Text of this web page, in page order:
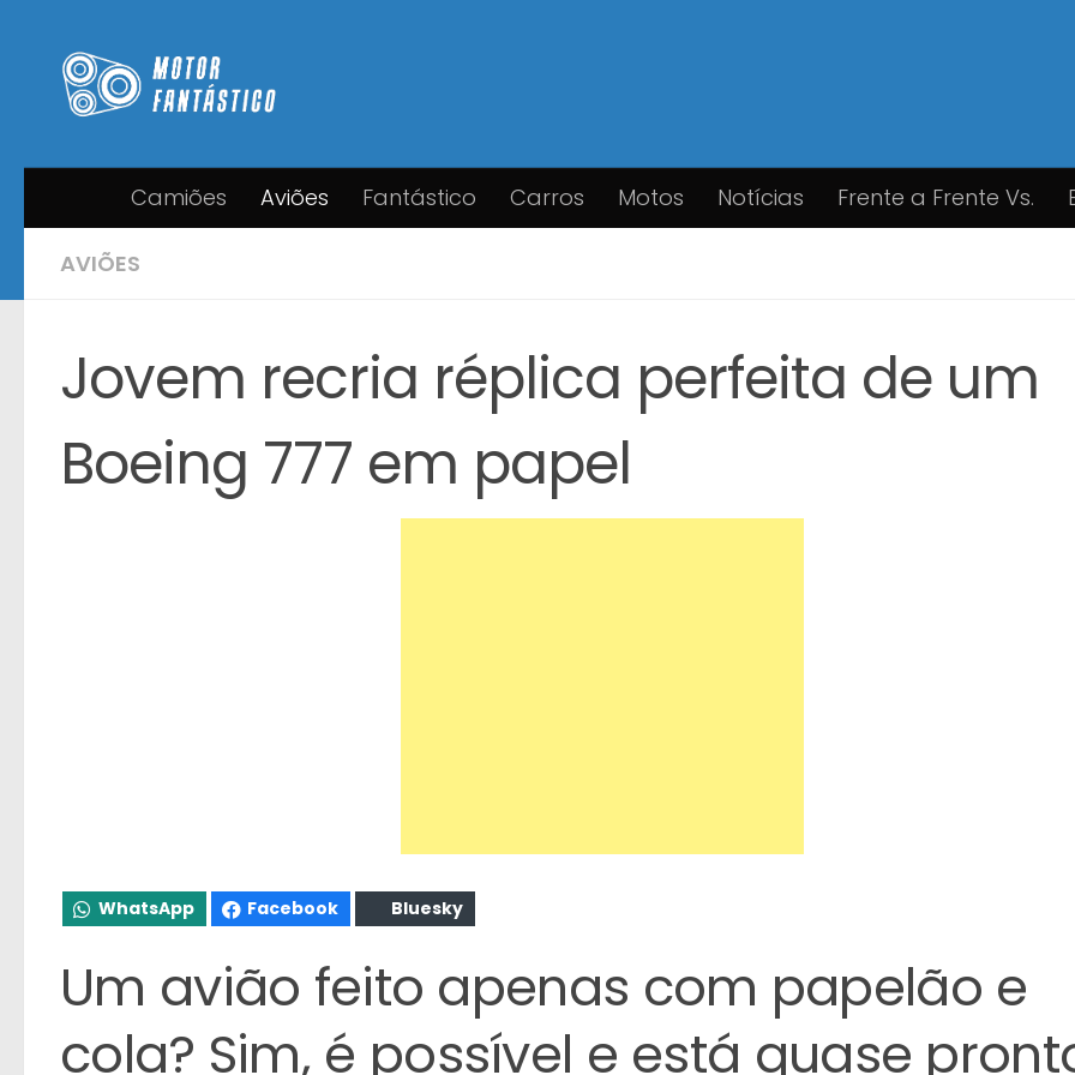
Camiões Aviões Fantástico Carros Motos Notícias Frente a Frente Vs.
AVIÕES
Jovem recria réplica perfeita de um
Boeing 777 em papel
WhatsApp Facebook Bluesky
Um avião feito apenas com papelão e
cola? Sim, é possível e está quase